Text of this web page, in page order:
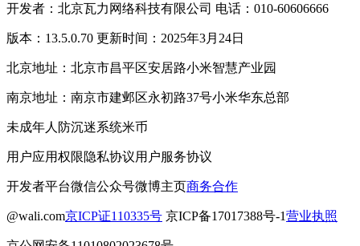
开发者：北京瓦力网络科技有限公司 电话：010-60606666
版本：13.5.0.70 更新时间：2025年3月24日
北京地址：北京市昌平区安居路小米智慧产业园
南京地址：南京市建邺区永初路37号小米华东总部
未成年人防沉迷系统米币
用户应用权限隐私协议用户服务协议
开发者平台微信公众号微博主页商务合作
@wali.com京ICP证110335号 京ICP备17017388号-1营业执照